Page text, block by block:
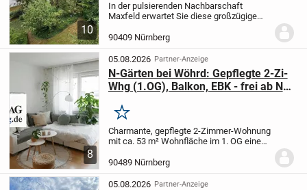
10
In der pulsierenden Nachbarschaft
Maxfeld erwartet Sie diese großzügige
Diese attraktive Immobilie verfügt über 3 -
4 geräumige Zimmer und 2 Duschbäder,
von...
90409 Nürnberg
8
05.08.2026 Partner-Anzeige
N-Gärten bei Wöhrd: Gepflegte 2-Zi-
Whg (1.OG), Balkon, EBK - frei ab Nov
Merken
Charmante, gepflegte 2-Zimmer-Wohnung
mit ca. 53 m² Wohnfläche im 1. OG eines
insgesamt 10 Mietparteien,Baujahr: 1962.
Die Wohnung verfügt über einen Balkon,
der...
90489 Nürnberg
05.08.2026 Partner-Anzeige